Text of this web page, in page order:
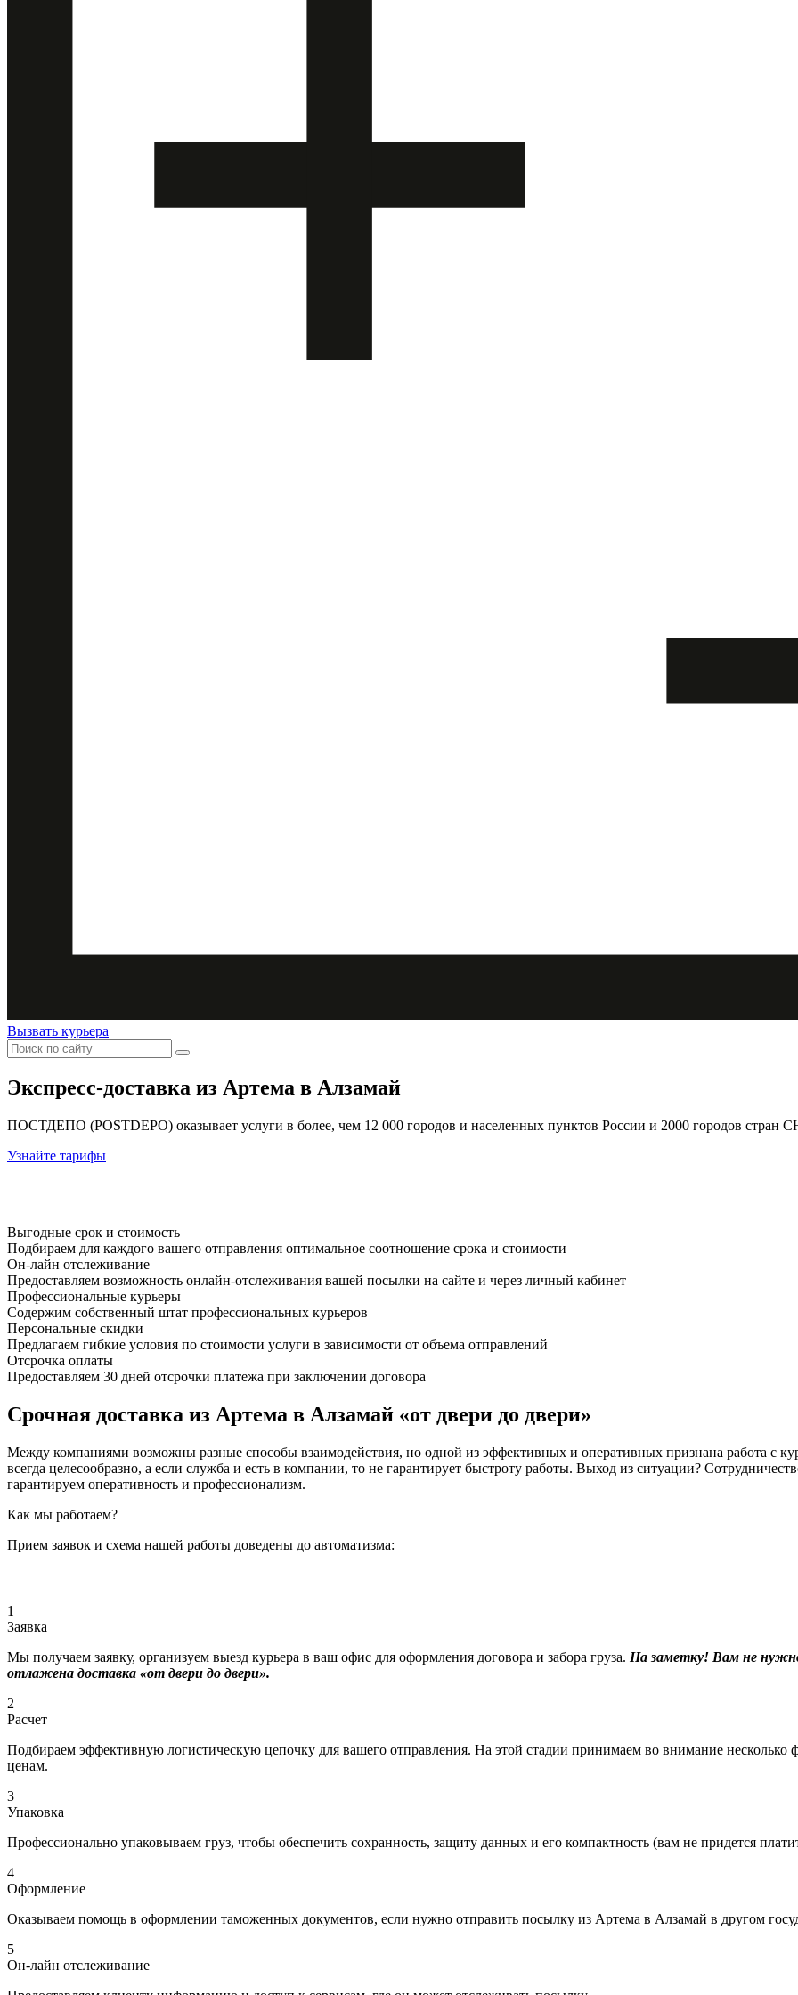
Вызвать курьера
Экспресс-доставка из Артема в Алзамай
ПОСТДЕПО (POSTDEPO) оказывает услуги в более, чем 12 000 городов и населенных пунктов России и 2000 городов стран
Узнайте тарифы
Выгодные срок и стоимость
Подбираем для каждого вашего отправления оптимальное соотношение срока и стоимости
Он-лайн отслеживание
Предоставляем возможность онлайн-отслеживания вашей посылки на сайте и через личный кабинет
Профессиональные курьеры
Содержим собственный штат профессиональных курьеров
Персональные скидки
Предлагаем гибкие условия по стоимости услуги в зависимости от объема отправлений
Отсрочка оплаты
Предоставляем 30 дней отсрочки платежа при заключении договора
Срочная доставка из Артема в Алзамай «от двери до двери»
Между компаниями возможны разные способы взаимодействия, но одной из эффективных и оперативных признана работа с
всегда целесообразно, а если служба и есть в компании, то не гарантирует быстроту работы. Выход из ситуации?
гарантируем оперативность и профессионализм.
Как мы работаем?
Прием заявок и схема нашей работы доведены до автоматизма:
1
Заявка
Мы получаем заявку, организуем выезд курьера в ваш офис для оформления договора и забора груза. На заметку! Вам не
отлажена доставка «от двери до двери».
2
Расчет
Подбираем эффективную логистическую цепочку для вашего отправления. На этой стадии принимаем во внимание несколько
ценам.
3
Упаковка
Профессионально упаковываем груз, чтобы обеспечить сохранность, защиту данных и его компактность (вам не придется
4
Оформление
Оказываем помощь в оформлении таможенных документов, если нужно отправить посылку из Артема в Алзамай в другом
5
Он-лайн отслеживание